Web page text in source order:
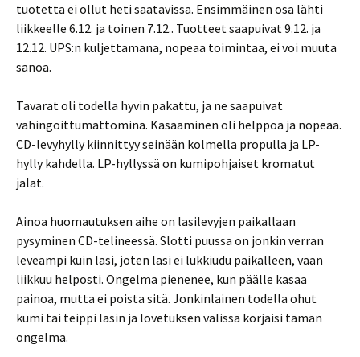
tuotetta ei ollut heti saatavissa. Ensimmäinen osa lähti
liikkeelle 6.12. ja toinen 7.12.. Tuotteet saapuivat 9.12. ja
12.12. UPS:n kuljettamana, nopeaa toimintaa, ei voi muuta
sanoa.
Tavarat oli todella hyvin pakattu, ja ne saapuivat
vahingoittumattomina. Kasaaminen oli helppoa ja nopeaa.
CD-levyhylly kiinnittyy seinään kolmella propulla ja LP-
hylly kahdella. LP-hyllyssä on kumipohjaiset kromatut
jalat.
Ainoa huomautuksen aihe on lasilevyjen paikallaan
pysyminen CD-telineessä. Slotti puussa on jonkin verran
leveämpi kuin lasi, joten lasi ei lukkiudu paikalleen, vaan
liikkuu helposti. Ongelma pienenee, kun päälle kasaa
painoa, mutta ei poista sitä. Jonkinlainen todella ohut
kumi tai teippi lasin ja lovetuksen välissä korjaisi tämän
ongelma.